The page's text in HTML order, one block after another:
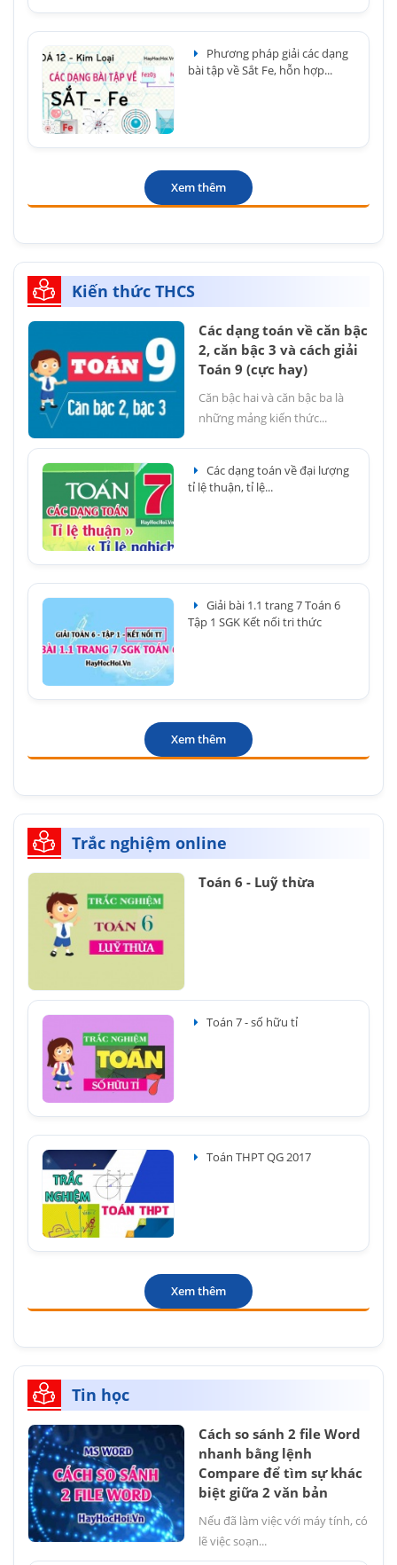
Phương pháp giải các dạng
bài tập về Sắt Fe, hỗn hợp...
Xem thêm
Kiến thức THCS
Các dạng toán về căn bậc
2, căn bậc 3 và cách giải
Toán 9 (cực hay)
Căn bậc hai và căn bậc ba là
những mảng kiến thức...
Các dạng toán về đại lượng
tỉ lệ thuận, tỉ lệ...
Giải bài 1.1 trang 7 Toán 6
Tập 1 SGK Kết nối tri thức
Xem thêm
Trắc nghiệm online
Toán 6 - Luỹ thừa
Toán 7 - số hữu tỉ
Toán THPT QG 2017
Xem thêm
Tin học
Cách so sánh 2 file Word
nhanh bằng lệnh
Compare để tìm sự khác
biệt giữa 2 văn bản
Nếu đã làm việc với máy tính, có
lẽ việc soạn...